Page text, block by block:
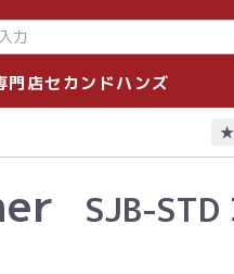
門店セカンドハンズ
SJB-STD